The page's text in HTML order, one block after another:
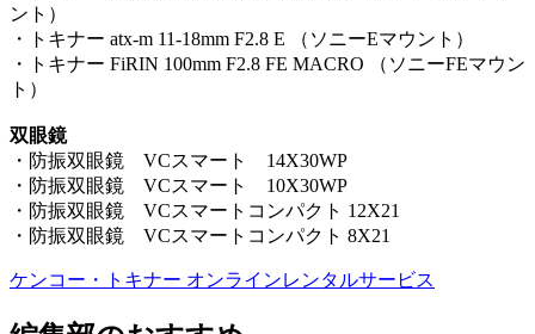
ント）
・トキナー atx-m 11-18mm F2.8 E （ソニーEマウント）
・トキナー FiRIN 100mm F2.8 FE MACRO （ソニーFEマウン
ト）
双眼鏡
・防振双眼鏡 VCスマート 14X30WP
・防振双眼鏡 VCスマート 10X30WP
・防振双眼鏡 VCスマートコンパクト 12X21
・防振双眼鏡 VCスマートコンパクト 8X21
ケンコー・トキナー オンラインレンタルサービス